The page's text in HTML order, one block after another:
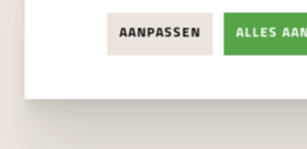
Ik ga akkoord met deprivacy
AANPASSEN ALLES